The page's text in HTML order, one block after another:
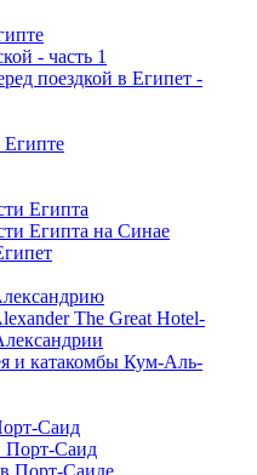
- часть 1
поездкой в Египет -
Египта
Египта на Синае
The Great Hotel-
и катакомбы Кум-Аль-
Саид
Порт-Саид
Порт-Саиде